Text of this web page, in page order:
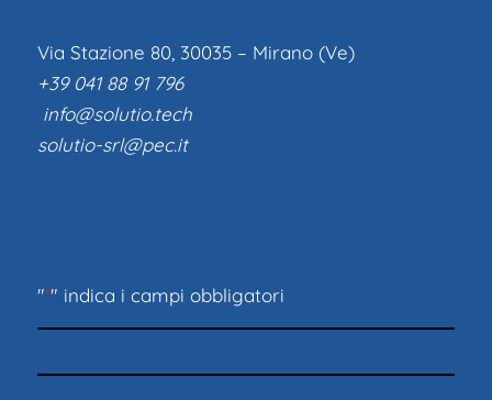
Via Stazione 80, 30035 – Mirano (Ve)
+39 041 88 91 796
info@solutio.tech
solutio-srl@pec.it
"*" indica i campi obbligatori